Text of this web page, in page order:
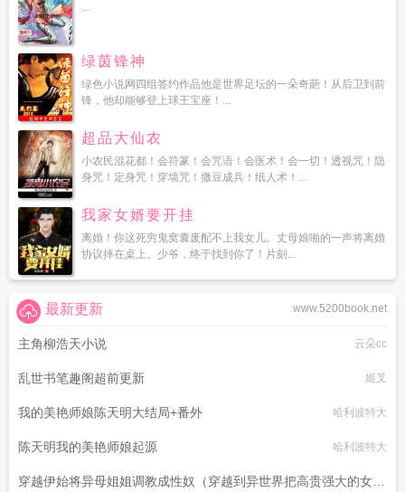
...
绿茵锋神
绿色小说网四组签约作品他是世界足坛的一朵奇葩！从后卫到前
锋，他却能够登上球王宝座！...
超品大仙农
小农民混花都！会符篆！会咒语！会医术！会一切！透视咒！隐
身咒！定身咒！穿墙咒！撒豆成兵！纸人术！...
我家女婿要开挂
离婚！你这死穷鬼窝囊废配不上我女儿。丈母娘啪的一声将离婚
协议摔在桌上。少爷，终于找到你了！片刻...
www.5200book.net
最新更新
主角柳浩天小说 云朵cc
乱世书笔趣阁超前更新 姬叉
我的美艳师娘陈天明大结局+番外 哈利波特大
陈天明我的美艳师娘起源 哈利波特大
穿越伊始将异母姐姐调教成性奴（穿越到异世界把高贵强大的女性